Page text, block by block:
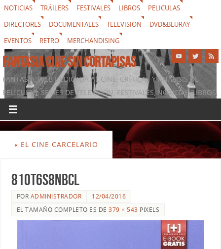
NOTICIAS TRÁILERS FESTIVALES LIBROS
PELICULAS
DIRECTORES
DOCUMENTALES TELEVISION
DVD&BLURAY
EVENTOS
RETRO MERCHANDISING
FANTASIA CINE SIN CORTAPISAS
FANTASIA, WEB DEDICADA AL CINE, CRÍTICAS Y ANÁLISIS DE
PELÍCULAS, SERIES DE TELEVISIÓN, FESTIVALES, NOTICIAS, LIBROS,
DVD & BLURAY, MERCHANDISING Y TODO LO QUE RODEA AL
SÉPTIMO ARTE
« EL CINE CARCELARIO
81oT6S8NbcL
POR ADMINISTRADOR
12/04/2016
EL TAMAÑO COMPLETO ES DE379 × 543 PIXELS